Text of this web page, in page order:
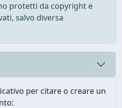
protetti da copyright e
salvo diversa
per citare o creare un